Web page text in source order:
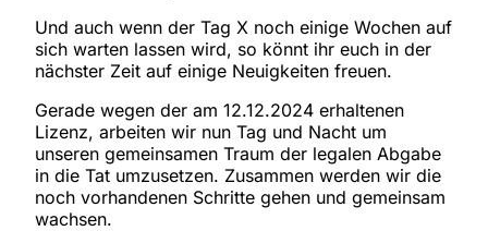
Und auch wenn der Tag X noch einige Wochen auf
sich warten lassen wird, so könnt ihr euch in der
nächster Zeit auf einige Neuigkeiten freuen.
Gerade wegen der am 12.12.2024 erhaltenen
Lizenz, arbeiten wir nun Tag und Nacht um
unseren gemeinsamen Traum der legalen Abgabe
in die Tat umzusetzen. Zusammen werden wir die
noch vorhandenen Schritte gehen und gemeinsam
wachsen.